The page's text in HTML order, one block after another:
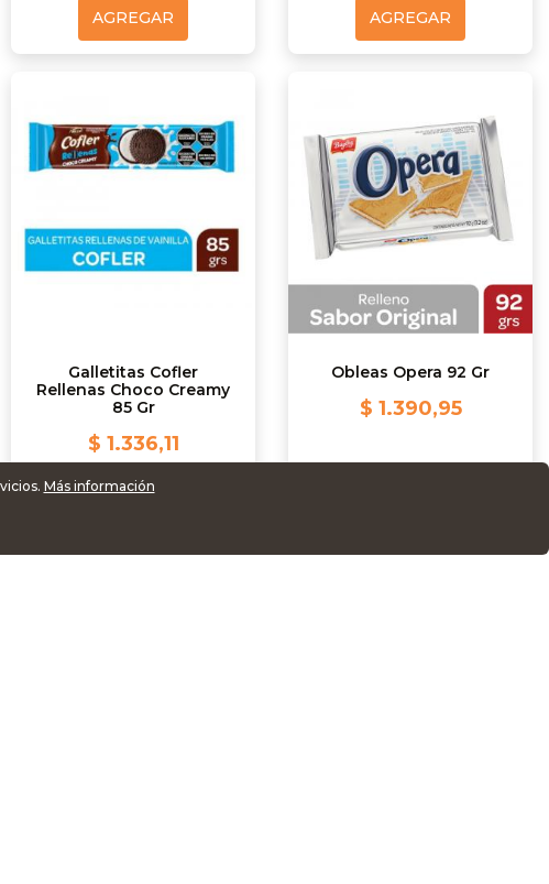
AGREGAR AGREGAR
Galletitas Cofler
Rellenas Choco Creamy
85 Gr
$ 1.336,11
Obleas Opera 92 Gr
$ 1.390,95
Más información